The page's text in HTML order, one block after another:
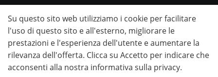
Su questo sito web utilizziamo i cookie per facilitare
l'uso di questo sito e all'esterno, migliorare le
prestazioni e l'esperienza dell'utente e aumentare la
rilevanza dell'offerta. Clicca su Accetto per indicare che
acconsenti alla nostra informativa sulla privacy.